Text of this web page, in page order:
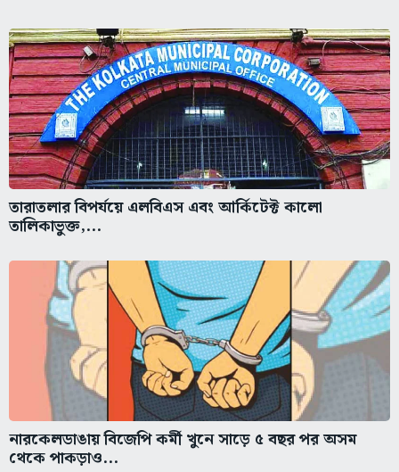
তারাতলার বিপর্যয়ে এলবিএস এবং আর্কিটেক্ট কালো
তালিকাভুক্ত,...
নারকেলডাঙায় বিজেপি কর্মী খুনে সাড়ে ৫ বছর পর অসম
থেকে পাকড়াও...